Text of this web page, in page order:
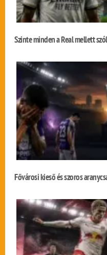
Szinte minden a Real mellett
Fővárosi kieső és szoros